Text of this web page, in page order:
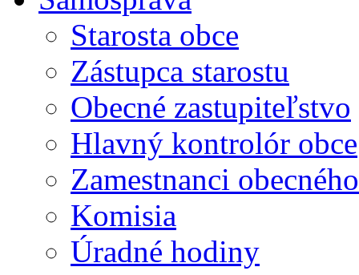
Starosta obce
Zástupca starostu
Obecné zastupiteľstvo
Hlavný kontrolór obce
Zamestnanci
Komisia
Úradné hodiny